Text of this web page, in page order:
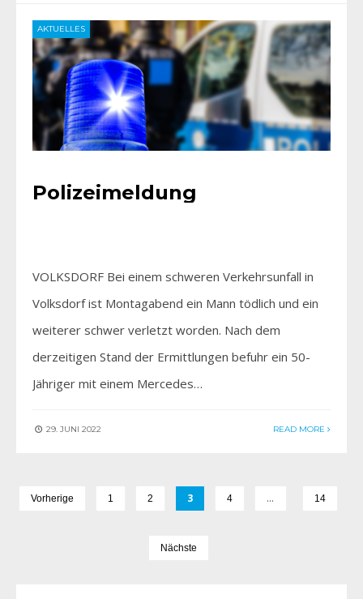
AKTUELLES
Polizeimeldung
VOLKSDORF Bei einem schweren Verkehrsunfall in
Volksdorf ist Montagabend ein Mann tödlich und ein
weiterer schwer verletzt worden. Nach dem
derzeitigen Stand der Ermittlungen befuhr ein 50-
Jähriger mit einem Mercedes…
29. JUNI 2022 READ MORE
Vorherige 1 2 3 4 … 14
Nächste